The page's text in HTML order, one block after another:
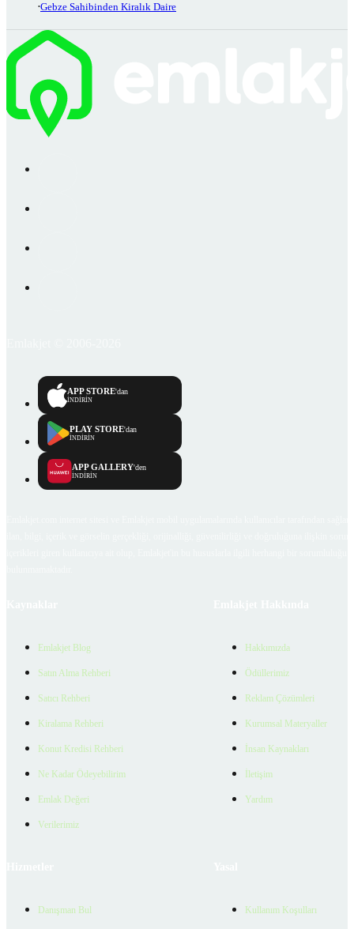
Gebze Sahibinden Kiralık Daire
APP STORE'dan
İNDİRİN
PLAY STORE'dan
İNDİRİN
APP GALLERY'den
İNDİRİN
Emlakjet Blog
Satın Alma Rehberi
Satıcı Rehberi
Kiralama Rehberi
Konut Kredisi Rehberi
Ne Kadar Ödeyebilirim
Emlak Değeri
Verilerimiz
Hakkımızda
Ödüllerimiz
Reklam Çözümleri
Kurumsal Materyaller
İnsan Kaynakları
İletişim
Yardım
Danışman Bul Kullanım Koşulları